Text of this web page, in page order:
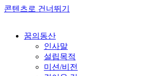
콘텐츠로 건너뛰기
꿈의동산
인사말
설립목적
미션/비전